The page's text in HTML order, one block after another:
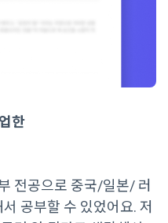
한
전공으로 중국/일본/ 러
공부할 수 있었어요. 저